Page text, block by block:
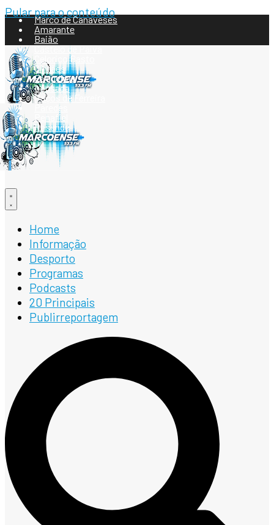
Pular para o conteúdo
Marco de Canaveses
Amarante
Baião
Castelo de Paiva
Celorico Basto
Cinfães
Felgueiras
Lousada
Paços de Ferreira
Paredes
Penafiel
Resende
Home
Informação
Desporto
Programas
Podcasts
20 Principais
Publirreportagem